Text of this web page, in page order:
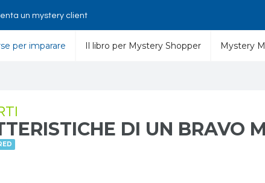
un mystery client
per imparare Il libro per Mystery Shopper Mystery
DI UN BRAVO